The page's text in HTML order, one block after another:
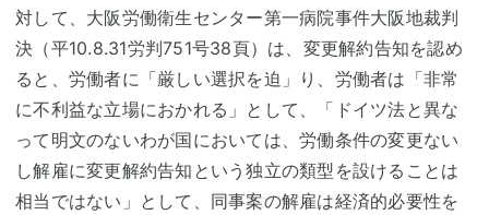
対して、大阪労働衛生センター第一病院事件大阪地裁判
決（平10.8.31労判751号38頁）は、変更解約告知を認め
ると、労働者に「厳しい選択を迫」り、労働者は「非常
に不利益な立場におかれる」として、「ドイツ法と異な
って明文のないわが国においては、労働条件の変更ない
し解雇に変更解約告知という独立の類型を設けることは
相当ではない」として、同事案の解雇は経済的必要性を